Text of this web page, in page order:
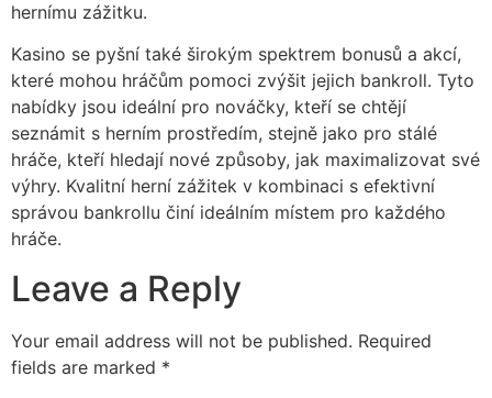
hernímu zážitku.
Kasino se pyšní také širokým spektrem bonusů a akcí,
které mohou hráčům pomoci zvýšit jejich bankroll. Tyto
nabídky jsou ideální pro nováčky, kteří se chtějí
seznámit s herním prostředím, stejně jako pro stálé
hráče, kteří hledají nové způsoby, jak maximalizovat své
výhry. Kvalitní herní zážitek v kombinaci s efektivní
správou bankrollu činí ideálním místem pro každého
hráče.
Leave a Reply
Your email address will not be published. Required
fields are marked *